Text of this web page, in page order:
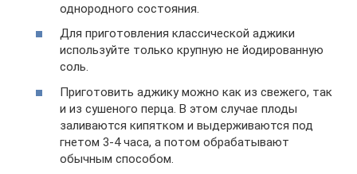
однородного состояния.
Для приготовления классической аджики
используйте только крупную не йодированную
соль.
Приготовить аджику можно как из свежего, так
и из сушеного перца. В этом случае плоды
заливаются кипятком и выдерживаются под
гнетом 3-4 часа, а потом обрабатывают
обычным способом.